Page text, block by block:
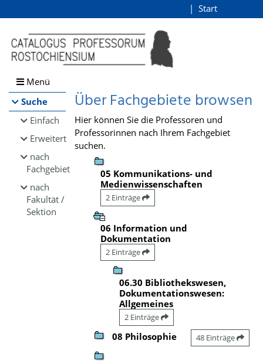
Browsen
direkt zum Inhalt
Start
Menü
Suche
Einfach
Erweitert
nach
Fachgebiet
nach
Fakultät /
Sektion
Über Fachgebiete browsen
Hier können Sie die Professoren und
Professorinnen nach Ihrem Fachgebiet
suchen.
05 Kommunikations- und
Medienwissenschaften
2 Einträge
06 Information und
Dokumentation
2 Einträge
06.30 Bibliothekswesen,
Dokumentationswesen:
Allgemeines
2 Einträge
08 Philosophie 48 Einträge